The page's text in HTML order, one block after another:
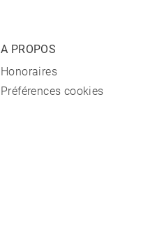
A PROPOS
Honoraires
Préférences cookies